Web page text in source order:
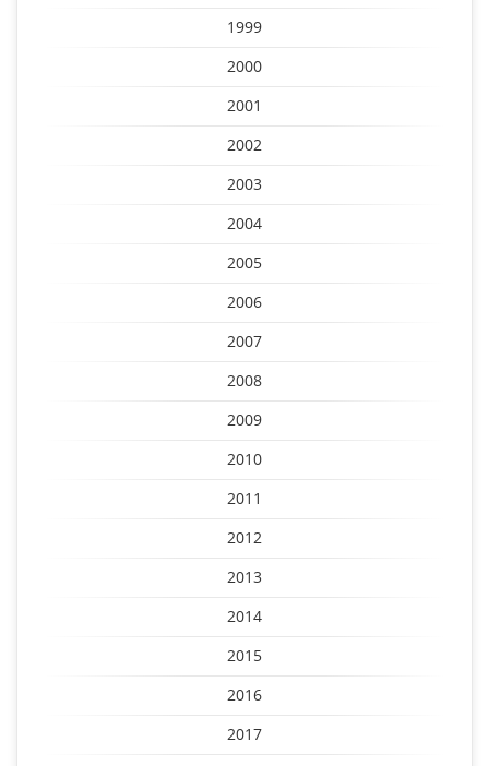
1999
2000
2001
2002
2003
2004
2005
2006
2007
2008
2009
2010
2011
2012
2013
2014
2015
2016
2017